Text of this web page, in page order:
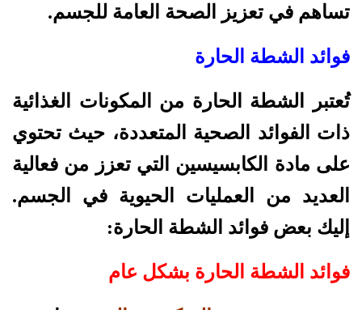
تساهم في تعزيز الصحة العامة للجسم.
فوائد الشطة الحارة
تُعتبر الشطة الحارة من المكونات الغذائية
ذات الفوائد الصحية المتعددة، حيث تحتوي
على مادة الكابسيسين التي تعزز من فعالية
العديد من العمليات الحيوية في الجسم.
إليك بعض فوائد الشطة الحارة:
فوائد الشطة الحارة بشكل عام